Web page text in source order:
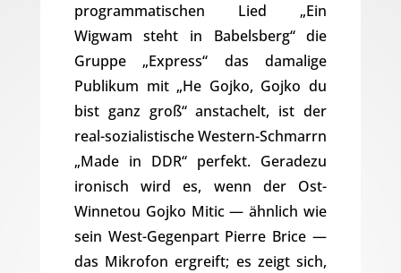
programmatischen Lied „Ein
Wigwam steht in Babelsberg“ die
Gruppe „Express“ das damalige
Publikum mit „He Gojko, Gojko du
bist ganz groß“ anstachelt, ist der
real-sozialistische Western-Schmarrn
„Made in DDR“ perfekt. Geradezu
ironisch wird es, wenn der Ost-
Winnetou Gojko Mitic — ähnlich wie
sein West-Gegenpart Pierre Brice —
das Mikrofon ergreift; es zeigt sich,